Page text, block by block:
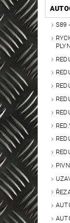
S89